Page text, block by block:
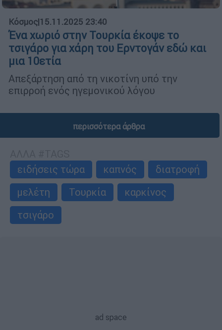
Κόσμος|15.11.2025 23:40
Ένα χωριό στην Τουρκία έκοψε το
τσιγάρο για χάρη του Ερντογάν εδώ και
μια 10ετία
Απεξάρτηση από τη νικοτίνη υπό την
επιρροή ενός ηγεμονικού λόγου
περισσότερα άρθρα
ειδήσεις τώρα
καπνός
διατροφή
μελέτη
Τουρκία
καρκίνος
τσιγάρο